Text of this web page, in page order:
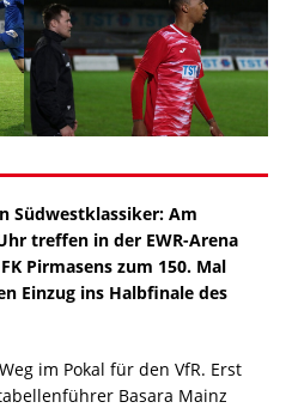
Südwestklassiker: Am
treffen in der EWR-Arena
Pirmasens zum 150. Mal
Einzug ins Halbfinale des
im Pokal für den VfR. Erst
Basara Mainz